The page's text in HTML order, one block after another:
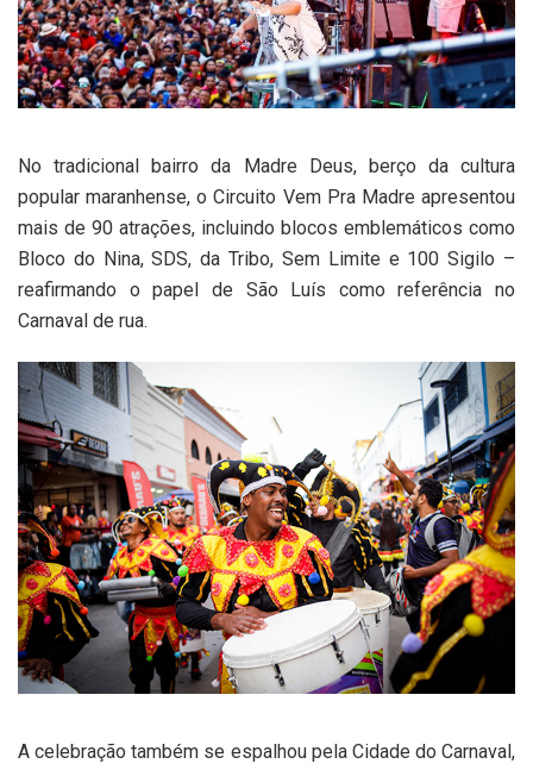
No tradicional bairro da Madre Deus, berço da cultura
popular maranhense, o Circuito Vem Pra Madre apresentou
mais de 90 atrações, incluindo blocos emblemáticos como
Bloco do Nina, SDS, da Tribo, Sem Limite e 100 Sigilo –
reafirmando o papel de São Luís como referência no
Carnaval de rua.
A celebração também se espalhou pela Cidade do Carnaval,